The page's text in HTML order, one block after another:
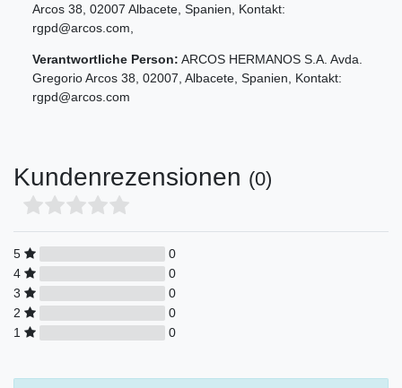
Arcos 38 02007 Albacete Spanien , Kontakt:
rgpd@arcos.com
Verantwortliche Person: ARCOS HERMANOS S.A. Avda.
Gregorio Arcos 38 02007 Albacete Spanien , Kontakt:
rgpd@arcos.com
Kundenrezensionen (0)
5
0
4
0
3
0
2
0
1
0